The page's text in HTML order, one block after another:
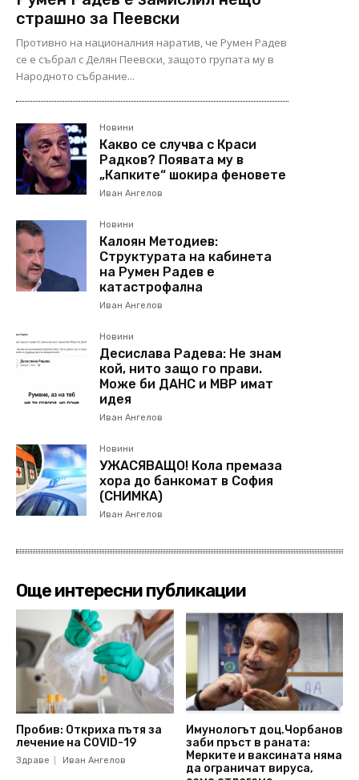
страшно за Пеевски
Противно на националния наратив, че Румен Радев
се е събрал с Делян Пеевски, защото групата му в
Народното събрание...
Новини
Какво се случва с Краси
Радков? Появата му в
„Капките“ шокира феновете
Иван Ангелов
Новини
Калоян Методиев:
Структурата на кабинета
на Румен Радев е
катастрофална
Иван Ангелов
Новини
Десислава Радева: Не знам
кой, нито защо го прави.
Може би ДАНС и МВР имат
идея
Иван Ангелов
Новини
УЖАСЯВАЩО! Кола премаза
хора до банкомат в София
(СНИМКА)
Иван Ангелов
Още интересни публикации
Пробив: Откриха пътя за
лечение на COVID-19
Здраве Иван Ангелов
Имунологът доц.Чорбанов
заби пръст в раната:
Мерките и ваксината няма
да ограничат вируса,